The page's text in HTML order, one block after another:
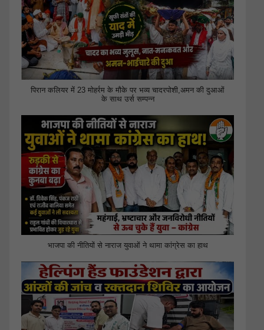
पिरान कलियर में 23 मोहर्रम के मौके पर भव्य चादरपोशी,अमन की दुआओं
के साथ उर्स सम्पन्न
भाजपा की नीतियों से नाराज युवाओं ने थामा कांग्रेस का हाथ